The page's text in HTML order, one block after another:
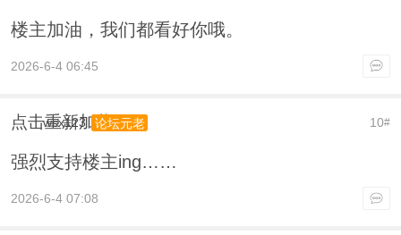
楼主加油，我们都看好你哦。
2026-6-4 06:45
点击重新加载 10#
wsx123 论坛元老
强烈支持楼主ing……
2026-6-4 07:08